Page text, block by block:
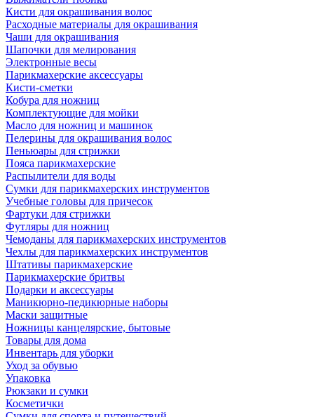
Кисти для окрашивания волос
Расходные материалы для окрашивания
Чаши для окрашивания
Шапочки для мелирования
Электронные весы
Парикмахерские аксессуары
Кисти-сметки
Кобура для ножниц
Комплектующие для мойки
Масло для ножниц и машинок
Пелерины для окрашивания волос
Пеньюары для стрижки
Пояса парикмахерские
Распылители для воды
Сумки для парикмахерских инструментов
Учебные головы для причесок
Фартуки для стрижки
Футляры для ножниц
Чемоданы для парикмахерских инструментов
Чехлы для парикмахерских инструментов
Штативы парикмахерские
Парикмахерские бритвы
Подарки и аксессуары
Маникюрно-педикюрные наборы
Маски защитные
Ножницы канцелярские, бытовые
Товары для дома
Инвентарь для уборки
Уход за обувью
Упаковка
Рюкзаки и сумки
Косметички